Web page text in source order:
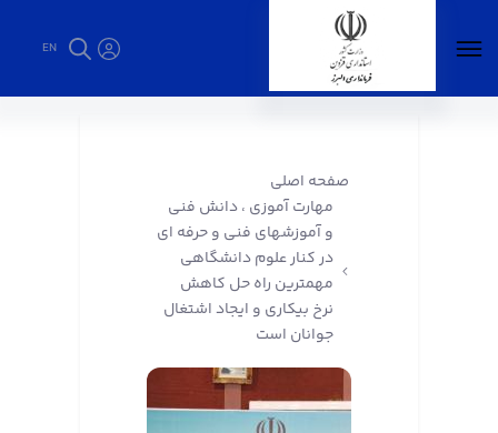
EN
کاهش نرخ بیکاری و ایجاد اشتغال جوانان است -
صفحه اصلی
مهارت آموزی ، دانش فنی
و آموزشهای فنی و حرفه ای
در کنار علوم دانشگاهی
مهمترین راه حل کاهش
نرخ بیکاری و ایجاد اشتغال
جوانان است